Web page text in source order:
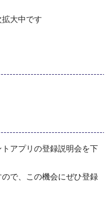
大中です
アプリの登録説明会を下
で、この機会にぜひ登録